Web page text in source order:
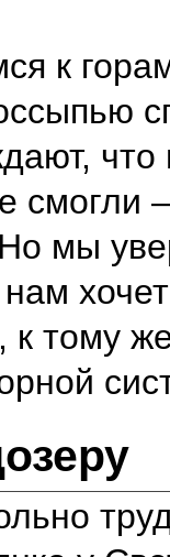
к
смогли
мы
к тому